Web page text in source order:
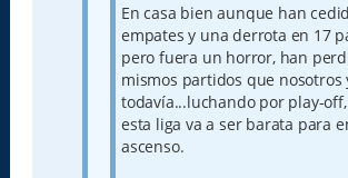
En casa bien aunque han
empates y una derrota en 17
pero fuera un horror, han
mismos partidos que nosotros
todavía...luchando por play-
esta liga va a ser barata para
ascenso.